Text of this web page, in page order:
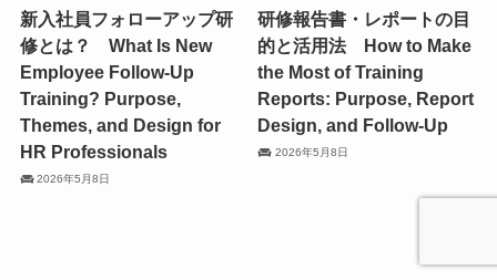
新入社員フォローアップ研
修とは？ What Is New
Employee Follow-Up
Training? Purpose,
Themes, and Design for
HR Professionals
2026年5月8日
研修報告書・レポートの目
的と活用法 How to Make
the Most of Training
Reports: Purpose, Report
Design, and Follow-Up
2026年5月8日